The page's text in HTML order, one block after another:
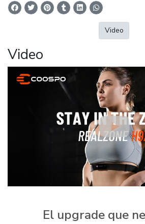
Video
Video
El upgrade que